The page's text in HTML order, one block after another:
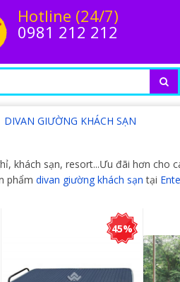
Hotline (24/7)
0981 212 212
DIVAN GIƯỜNG KHÁCH SẠN
khách sạn, resort...Ưu đãi hơn cho
phẩm divan giường khách sạn tại
45%